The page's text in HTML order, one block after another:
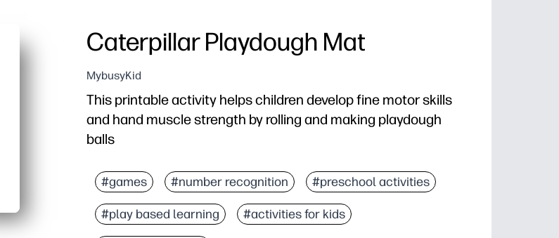
Caterpillar Playdough Mat
MybusyKid
This printable activity helps children develop fine motor skills
and hand muscle strength by rolling and making playdough
balls
#games #number recognition #preschool activities
#play based learning #activities for kids